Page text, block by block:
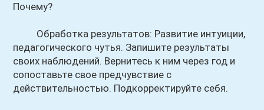
Почему?
Обработка результатов: Развитие интуиции,
педагогического чутья. Запишите результаты
своих наблюдений. Вернитесь к ним через год и
сопоставьте свое предчувствие с
действительностью. Подкорректируйте себя.